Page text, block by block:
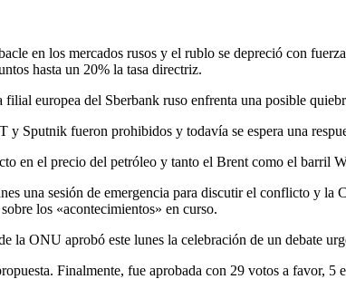
en los mercados rusos y el rublo se depreció con
hasta un 20% la tasa directriz.
europea del Sberbank ruso enfrenta una posible
y Sputnik fueron prohibidos y todavía se espera una
en el precio del petróleo y tanto el Brent como el barril
una sesión de emergencia para discutir el conflicto y la
los «acontecimientos» en curso.
la ONU aprobó este lunes la celebración de un debate
Finalmente, fue aprobada con 29 votos a favor,